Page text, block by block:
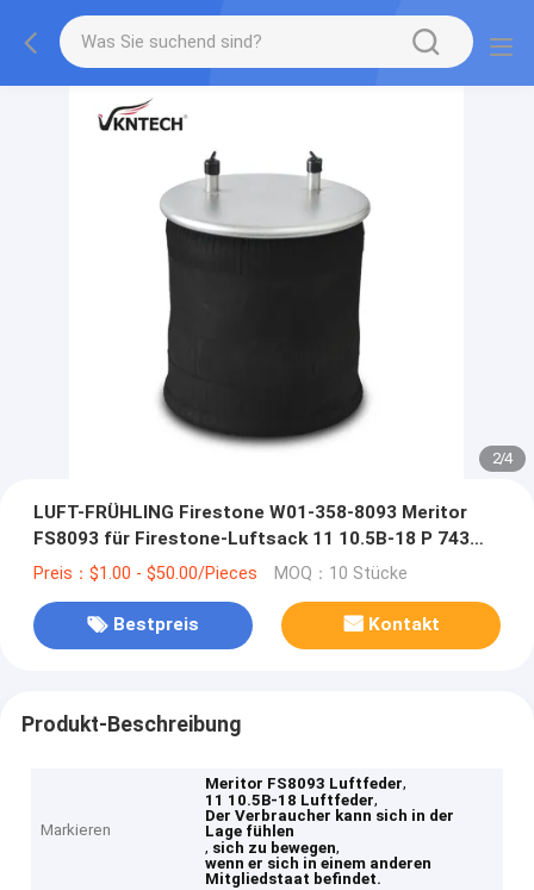
2/4
LUFT-FRÜHLING Firestone W01-358-8093 Meritor
FS8093 für Firestone-Luftsack 11 10.5B-18 P 743
Contitech S-237484 H
Preis：$1.00 - $50.00/Pieces MOQ：10 Stücke
Bestpreis Kontakt
Produkt-Beschreibung
Markieren
Meritor FS8093 Luftfeder,
11 10.5B-18 Luftfeder,
Der Verbraucher kann sich in der
Lage fühlen
, sich zu bewegen,
wenn er sich in einem anderen
Mitgliedstaat befindet.